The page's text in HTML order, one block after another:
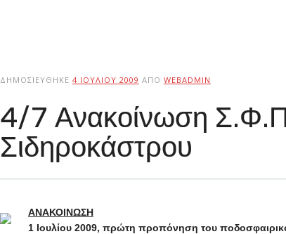
ΔΗΜΟΣΙΕΎΘΗΚΕ 4 ΙΟΥΛΊΟΥ 2009 ΑΠΌ WEBADMIN
4/7 Ανακοίνωση
Σιδηροκάστρου
ΑΝΑΚΟΙΝΩΣΗ
1 Ιουλίου 2009, πρώτη προπόνηση του